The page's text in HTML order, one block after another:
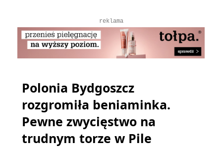
reklama
Polonia Bydgoszcz
rozgromiła beniaminka.
Pewne zwycięstwo na
trudnym torze w Pile